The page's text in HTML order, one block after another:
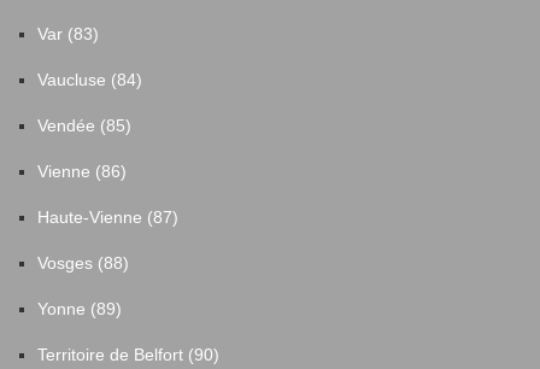
Var (83)
Vaucluse (84)
Vendée (85)
Vienne (86)
Haute-Vienne (87)
Vosges (88)
Yonne (89)
Territoire de Belfort (90)